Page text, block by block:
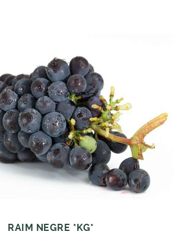
RAIM NEGRE *KG*